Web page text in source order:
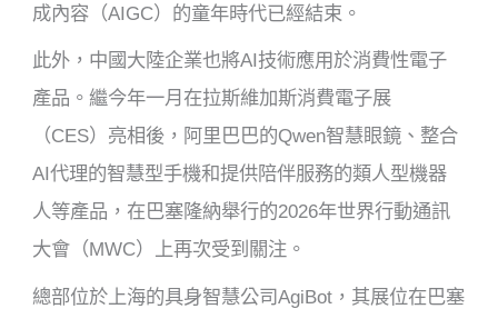
成內容（AIGC）的童年時代已經結束。
此外，中國大陸企業也將AI技術應用於消費性電子
產品。繼今年一月在拉斯維加斯消費電子展
（CES）亮相後，阿里巴巴的Qwen智慧眼鏡、整合
AI代理的智慧型手機和提供陪伴服務的類人型機器
人等產品，在巴塞隆納舉行的2026年世界行動通訊
大會（MWC）上再次受到關注。
總部位於上海的具身智慧公司AgiBot，其展位在巴塞